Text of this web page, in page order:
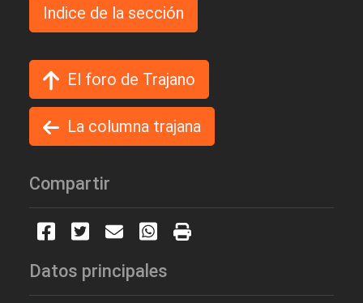
Indice de la sección
El foro de Trajano
La columna trajana
Compartir
Datos principales